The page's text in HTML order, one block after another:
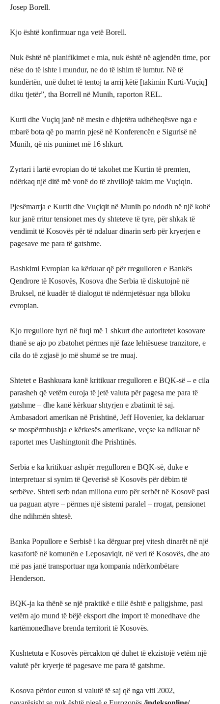
Josep Borell.
Kjo është konfirmuar nga vetë Borell.
Nuk është në planifikimet e mia, nuk është në agjendën time, por
nëse do të ishte i mundur, ne do të ishim të lumtur. Në të
kundërtën, unë duhet të tentoj ta arrij këtë [takimin Kurti-Vuçiq]
diku tjetër”, tha Borrell në Munih, raporton REL.
Kurti dhe Vuçiq janë në mesin e dhjetëra udhëheqësve nga e
mbarë bota që po marrin pjesë në Konferencën e Sigurisë në
Munih, që nis punimet më 16 shkurt.
Zyrtari i lartë evropian do të takohet me Kurtin të premten,
ndërkaq një ditë më vonë do të zhvillojë takim me Vuçiqin.
Pjesëmarrja e Kurtit dhe Vuçiqit në Munih po ndodh në një kohë
kur janë rritur tensionet mes dy shteteve të tyre, për shkak të
vendimit të Kosovës për të ndaluar dinarin serb për kryerjen e
pagesave me para të gatshme.
Bashkimi Evropian ka kërkuar që për rregulloren e Bankës
Qendrore të Kosovës, Kosova dhe Serbia të diskutojnë në
Bruksel, në kuadër të dialogut të ndërmjetësuar nga blloku
evropian.
Kjo rregullore hyri në fuqi më 1 shkurt dhe autoritetet kosovare
thanë se ajo po zbatohet përmes një faze lehtësuese tranzitore, e
cila do të zgjasë jo më shumë se tre muaj.
Shtetet e Bashkuara kanë kritikuar rregulloren e BQK-së – e cila
parasheh që vetëm euroja të jetë valuta për pagesa me para të
gatshme – dhe kanë kërkuar shtyrjen e zbatimit të saj.
Ambasadori amerikan në Prishtinë, Jeff Hovenier, ka deklaruar
se mospërmbushja e kërkesës amerikane, veçse ka ndikuar në
raportet mes Uashingtonit dhe Prishtinës.
Serbia e ka kritikuar ashpër rregulloren e BQK-së, duke e
interpretuar si synim të Qeverisë së Kosovës për dëbim të
serbëve. Shteti serb ndan miliona euro për serbët në Kosovë pasi
ua paguan atyre – përmes një sistemi paralel – rrogat, pensionet
dhe ndihmën shtesë.
Banka Popullore e Serbisë i ka dërguar prej vitesh dinarët në një
kasafortë në komunën e Leposaviqit, në veri të Kosovës, dhe ato
më pas janë transportuar nga kompania ndërkombëtare
Henderson.
BQK-ja ka thënë se një praktikë e tillë është e paligjshme, pasi
vetëm ajo mund të bëjë eksport dhe import të monedhave dhe
kartëmonedhave brenda territorit të Kosovës.
Kushtetuta e Kosovës përcakton që duhet të ekzistojë vetëm një
valutë për kryerje të pagesave me para të gatshme.
Kosova përdor euron si valutë të saj që nga viti 2002,